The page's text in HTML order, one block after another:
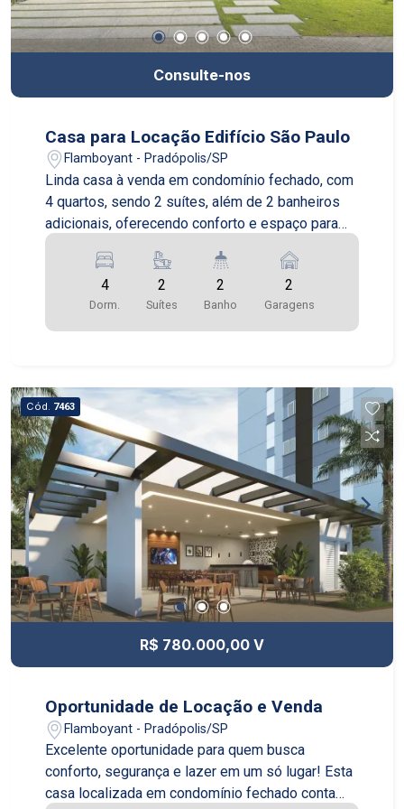
Consulte-nos
Casa para Locação Edifício São Paulo
Flamboyant - Pradópolis/SP
Linda casa à venda em condomínio fechado, com
4 quartos, sendo 2 suítes, além de 2 banheiros
adicionais, oferecendo conforto e espaço para
toda a família. O imóvel conta com duas vagas de
garagem e está localizado em um condomínio
completo, com academia, área de lazer, piscina,
salão de festas e segurança 24h. Ideal para
quem busca qualidade de vida, tranquilidade e
4
Dorm.
2
Suítes
2
Banho
2
Garagens
Cód. 7463
R$ 780.000,00 V
Oportunidade de Locação e Venda
Flamboyant - Pradópolis/SP
Excelente oportunidade para quem busca
conforto, segurança e lazer em um só lugar! Esta
casa localizada em condomínio fechado conta